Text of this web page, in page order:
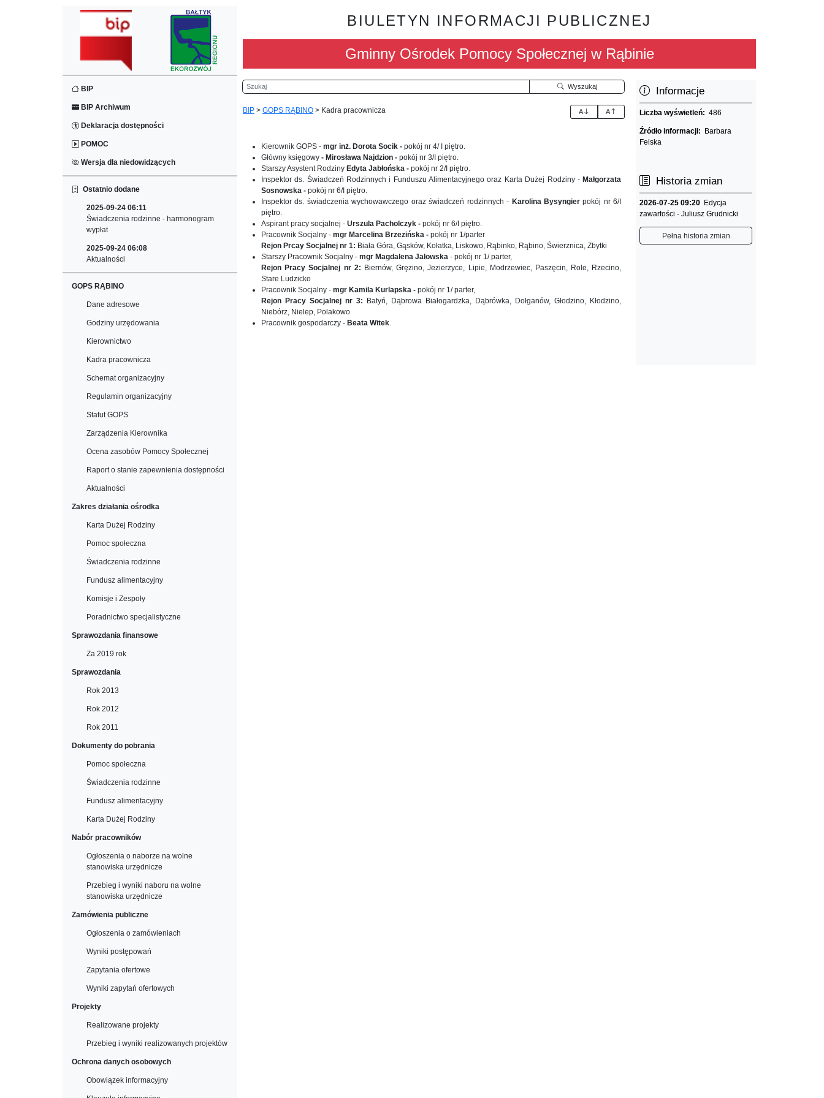
BIP
BIP Archiwum
Deklaracja dostępności
POMOC
Wersja dla niedowidzących
Ostatnio dodane
2025-09-24 06:11
Świadczenia rodzinne - harmonogram
wypłat
2025-09-24 06:08
Aktualności
GOPS RĄBINO
Dane adresowe
Godziny urzędowania
Kierownictwo
Kadra pracownicza
Schemat organizacyjny
Regulamin organizacyjny
Statut GOPS
Zarządzenia Kierownika
Ocena zasobów Pomocy Społecznej
Raport o stanie zapewnienia dostępności
Aktualności
Zakres działania ośrodka
Karta Dużej Rodziny
Pomoc społeczna
Świadczenia rodzinne
Fundusz alimentacyjny
Komisje i Zespoły
Poradnictwo specjalistyczne
Sprawozdania finansowe
Za 2019 rok
Sprawozdania
Rok 2013
Rok 2012
Rok 2011
Dokumenty do pobrania
Pomoc społeczna
Świadczenia rodzinne
Fundusz alimentacyjny
Karta Dużej Rodziny
Nabór pracowników
Ogłoszenia o naborze na wolne
stanowiska urzędnicze
Przebieg i wyniki naboru na wolne
stanowiska urzędnicze
Zamówienia publiczne
Ogłoszenia o zamówieniach
Wyniki postępowań
Zapytania ofertowe
Wyniki zapytań ofertowych
Projekty
Realizowane projekty
Przebieg i wyniki realizowanych projektów
Ochrona danych osobowych
Obowiązek informacyjny
BIULETYN INFORMACJI PUBLICZNEJ
Gminny Ośrodek Pomocy Społecznej w Rąbinie
Szukaj Wyszukaj
BIP > GOPS RĄBINO > Kadra pracownicza A A
Kierownik GOPS - mgr inż. Dorota Socik - pokój nr 4/ I piętro.
Główny księgowy - Mirosława Najdzion - pokój nr 3/I piętro.
Starszy Asystent Rodziny Edyta Jabłońska - pokój nr 2/I piętro.
Inspektor ds. Świadczeń Rodzinnych i Funduszu Alimentacyjnego oraz Karta Dużej Rodziny - Małgorzata
Sosnowska - pokój nr 6/I piętro.
Inspektor ds. świadczenia wychowawczego oraz świadczeń rodzinnych - Karolina Bysyngierpokój nr 6/I
piętro.
Aspirant pracy socjalnej - Urszula Pacholczyk - pokój nr 6/I piętro.
Pracownik Socjalny - mgr Marcelina Brzezińska - pokój nr 1/parter
Rejon Prcay Socjalnej nr 1: Biała Góra, Gąsków, Kołatka, Liskowo, Rąbinko, Rąbino, Świerznica, Zbytki
Starszy Pracownik Socjalny - mgr Magdalena Jalowska - pokój nr 1/ parter,
Rejon Pracy Socjalnej nr 2: Biernów, Gręzino, Jezierzyce, Lipie, Modrzewiec, Paszęcin, Role, Rzecino,
Stare Ludzicko
Pracownik Socjalny - mgr Kamila Kurlapska - pokój nr 1/ parter,
Rejon Pracy Socjalnej nr 3:
Batyń, Dąbrowa Białogardzka, Dąbrówka, Dołganów, Głodzino, Kłodzino,
Niebórz, Nielep, Polakowo
Pracownik gospodarczy - Beata Witek.
Informacje
Liczba wyświetleń:486
Źródło informacji:
Barbara
Felska
Historia zmian
2026-07-25 09:20 Edycja
zawartości - Juliusz Grudnicki
Pełna historia zmian